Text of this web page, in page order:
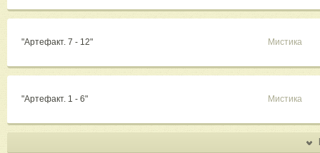
"Артефакт. 7 - 12" Мистика
"Артефакт. 1 - 6" Мистика